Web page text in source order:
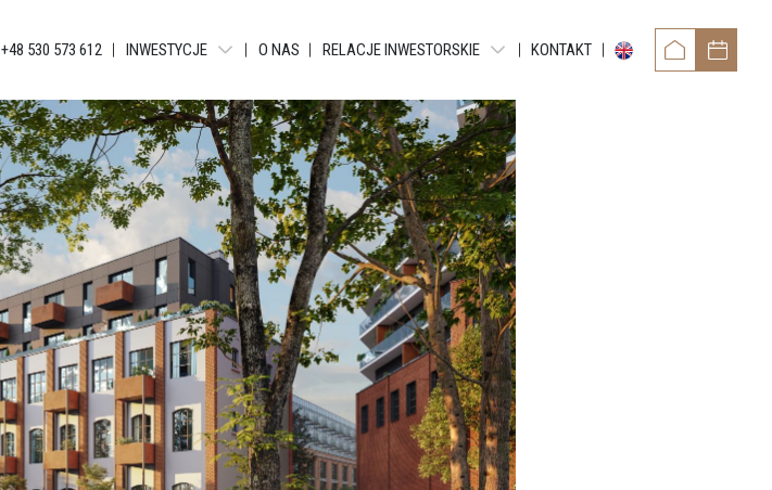
+48 530 573 612 INWESTYCJE
WARSZAWA - LIBERTY TOWER
BIELSKO-BIAŁA - APARTAMENTY REYTANA
KATOWICE - JANKEGO
KATOWICE - KATOWICKA RESIDENCE
KATOWICE - GLOBAL APARTMENTS
KATOWICE - BELG APARTMENTS
KATOWICE - APARTAMENTY GRUNDMANNA
ŁÓDŹ - TUWIMA APARTMENTS
ŁÓDŹ - TUWIMA RESIDENCE
O NAS RELACJE INWESTORSKIE
RAPORTY OKRESOWE
RAPORTY BIEŻĄCE EBI
RAPORTY BIEŻĄCE ESPI
POZOSTAŁE DOKUMENTY
OBLIGACJE
KONTAKT